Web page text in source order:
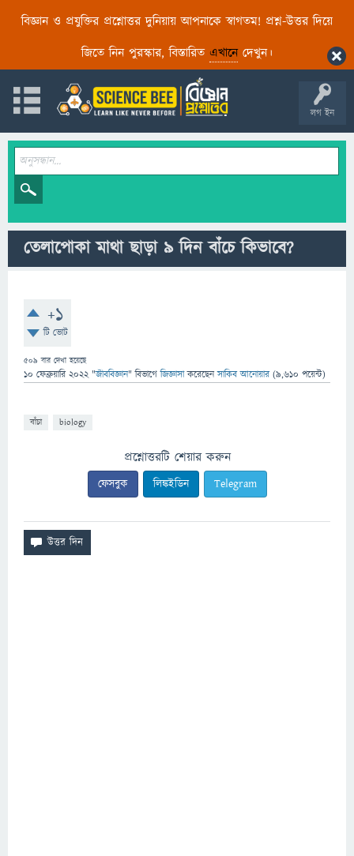
বিজ্ঞান ও প্রযুক্তির প্রশ্নোত্তর দুনিয়ায় আপনাকে স্বাগতম! প্রশ্ন-উত্তর দিয়ে
জিতে নিন পুরস্কার, বিস্তারিত এখানেদেখুন।
লগ ইন
তেলাপোকা মাথা ছাড়া ৯ দিন বাঁচে কিভাবে?
+1
টি ভোট
509 বার দেখা হয়েছে
10 ফেব্রুয়ারি 2022 "জীববিজ্ঞান" বিভাগে জিজ্ঞাসাকরেছেনসাকিব আনোয়ার (9,610 পয়েন্ট)
বাঁচা biology
প্রশ্নোত্তরটি শেয়ার করুন
ফেসবুক লিঙ্কইডিন Telegram